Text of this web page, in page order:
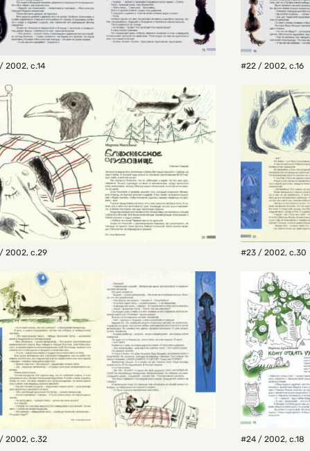
2002, с.14 #22 / 2002, с.16
2002, с.29 #23 / 2002, с.30
2002, с.32 #24 / 2002, с.18